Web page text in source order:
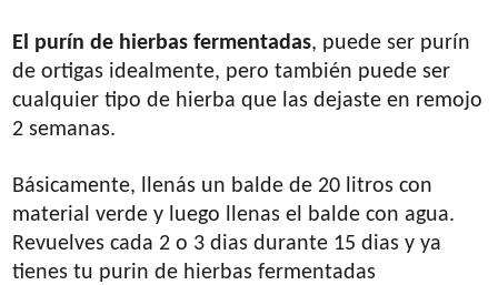
El purín de hierbas fermentadas, puede ser purín
de ortigas idealmente, pero también puede ser
cualquier tipo de hierba que las dejaste en remojo
2 semanas.
Básicamente, llenás un balde de 20 litros con
material verde y luego llenas el balde con agua.
Revuelves cada 2 o 3 dias durante 15 dias y ya
tienes tu purin de hierbas fermentadas